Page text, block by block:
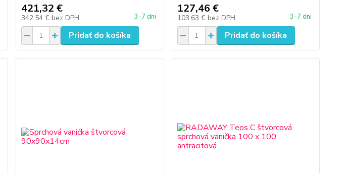
421,32 €
342,54 € bez DPH 3-7 dni
Pridať do košíka
127,46 €
103,63 € bez DPH 3-7 dni
Pridať do košíka